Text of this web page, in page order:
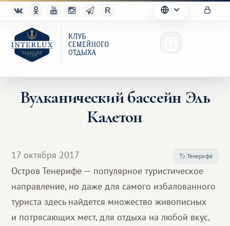
Партнерам
Вулканический бассейн Эль
Калетон
17 октября 2017 Тенерифе
Остров Тенерифе — популярное туристическое
направление, но даже для самого избалованного
туриста здесь найдется множество живописных
и потрясающих мест, для отдыха на любой вкус,